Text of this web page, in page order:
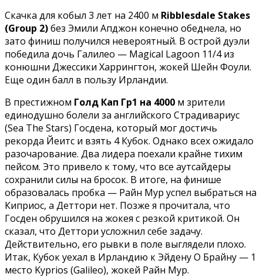
Скачка для кобыл 3 лет на 2400 м Ribblesdale Stakes
(Group 2)без Эмили Апджон конечно обеднела, но
зато финиш получился невероятный. В острой дуэли
победила дочь Галилео — Magical Lagoon 11/4 из
конюшни Джессики Харрингтон, жокей Шейн Фоули.
Еще один балл в пользу Ирландии.
В престижном Голд Кап Гр1 на 4000 м зрители
единодушно болели за английского Страдивариус
(Sea The Stars) Госдена, который мог достичь
рекорда Йеитс и взять 4 Кубок. Однако всех ожидало
разочарование. Два лидера поехали крайне тихим
пейсом. Это привело к тому, что все аутсайдеры
сохранили силы на бросок. В итоге, на финише
образовалась пробка — Райн Мур успел выбраться на
Киприос, а Деттори нет. Позже я прочитала, что
Госден обрушился на жокея с резкой критикой. Он
сказал, что Деттори усложнил себе задачу.
Действительно, его рывки в поле выглядели плохо.
Итак, Кубок уехал в Ирландию к Эйдену О Брайну — 1
место Kyprios (Galileo), жокей Райн Мур.